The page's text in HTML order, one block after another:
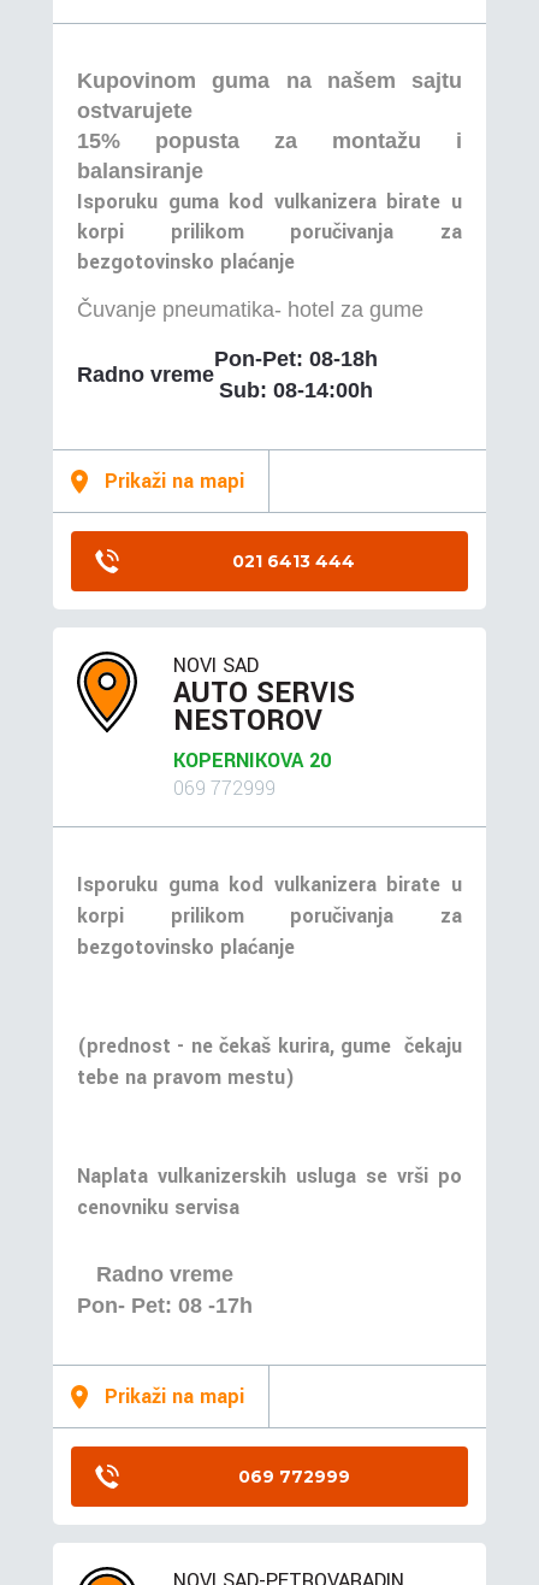
Kupovinom guma na našem sajtu
ostvarujete
15% popusta za montažu i
balansiranje
Isporuku guma kod vulkanizera birate u
korpi prilikom poručivanja za
bezgotovinsko plaćanje
Čuvanje pneumatika- hotel za gume
Radno vreme
Pon-Pet: 08-18h
Sub: 08-14:00h
Prikaži na mapi
021 6413 444
NOVI SAD
AUTO SERVIS
NESTOROV
KOPERNIKOVA 20
069 772999
Isporuku guma kod vulkanizera birate u
korpi prilikom poručivanja za
bezgotovinsko plaćanje
(prednost - ne čekaš kurira, gume čekaju
tebe na pravom mestu)
Naplata vulkanizerskih usluga se vrši po
cenovniku servisa
Radno vreme
Pon- Pet: 08 -17h
Prikaži na mapi
069 772999